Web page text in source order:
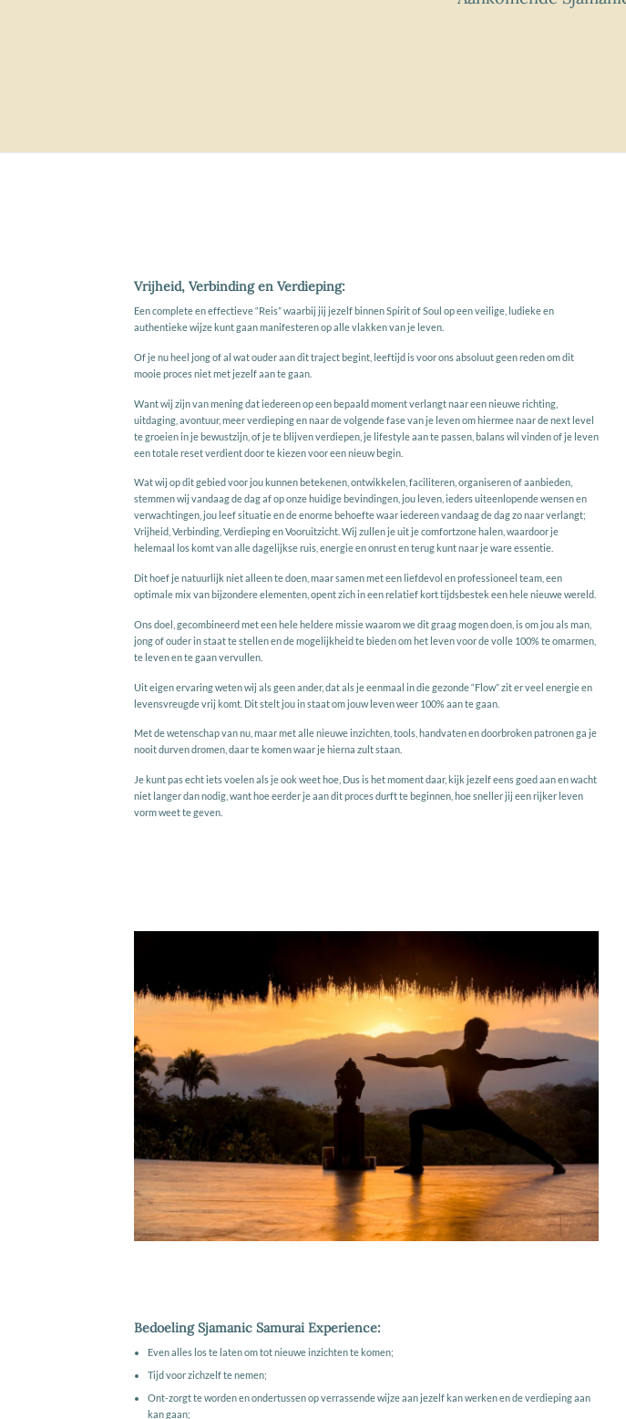
Vrijheid, Verbinding en Verdieping:
Een complete en effectieve “Reis” waarbij jij jezelf binnen Spirit of Soul op een veilige, ludieke en
authentieke wijze kunt gaan manifesteren op alle vlakken van je leven.
Of je nu heel jong of al wat ouder aan dit traject begint, leeftijd is voor ons absoluut geen reden om dit
mooie proces niet met jezelf aan te gaan.
Want wij zijn van mening dat iedereen op een bepaald moment verlangt naar een nieuwe richting,
uitdaging, avontuur, meer verdieping en naar de volgende fase van je leven om hiermee naar de next level
te groeien in je bewustzijn, of je te blijven verdiepen, je lifestyle aan te passen, balans wil vinden of je leven
een totale reset verdient door te kiezen voor een nieuw begin.
Wat wij op dit gebied voor jou kunnen betekenen, ontwikkelen, faciliteren, organiseren of aanbieden,
stemmen wij vandaag de dag af op onze huidige bevindingen, jou leven, ieders uiteenlopende wensen en
verwachtingen, jou leef situatie en de enorme behoefte waar iedereen vandaag de dag zo naar verlangt;
Vrijheid, Verbinding, Verdieping en Vooruitzicht. Wij zullen je uit je comfortzone halen, waardoor je
helemaal los komt van alle dagelijkse ruis, energie en onrust en terug kunt naar je ware essentie.
Dit hoef je natuurlijk niet alleen te doen, maar samen met een liefdevol en professioneel team, een
optimale mix van bijzondere elementen, opent zich in een relatief kort tijdsbestek een hele nieuwe wereld.
Ons doel, gecombineerd met een hele heldere missie waarom we dit graag mogen doen, is om jou als man,
jong of ouder in staat te stellen en de mogelijkheid te bieden om het leven voor de volle 100% te omarmen,
te leven en te gaan vervullen.
Uit eigen ervaring weten wij als geen ander, dat als je eenmaal in die gezonde “Flow” zit er veel energie en
levensvreugde vrij komt. Dit stelt jou in staat om jouw leven weer 100% aan te gaan.
Met de wetenschap van nu, maar met alle nieuwe inzichten, tools, handvaten en doorbroken patronen ga je
nooit durven dromen, daar te komen waar je hierna zult staan.
Je kunt pas echt iets voelen als je ook weet hoe, Dus is het moment daar, kijk jezelf eens goed aan en wacht
niet langer dan nodig, want hoe eerder je aan dit proces durft te beginnen, hoe sneller jij een rijker leven
vorm weet te geven.
Bedoeling Sjamanic Samurai Experience:
Even alles los te laten om tot nieuwe inzichten te komen;
Tijd voor zichzelf te nemen;
Ont-zorgt te worden en ondertussen op verrassende wijze aan jezelf kan werken en de verdieping aan
kan gaan;